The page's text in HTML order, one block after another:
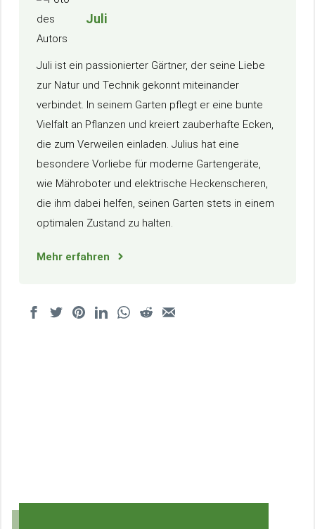
Juli
Juli ist ein passionierter Gärtner, der seine Liebe
zur Natur und Technik gekonnt miteinander
verbindet. In seinem Garten pflegt er eine bunte
Vielfalt an Pflanzen und kreiert zauberhafte Ecken,
die zum Verweilen einladen. Julius hat eine
besondere Vorliebe für moderne Gartengeräte,
wie Mähroboter und elektrische Heckenscheren,
die ihm dabei helfen, seinen Garten stets in einem
optimalen Zustand zu halten.
Mehr erfahren